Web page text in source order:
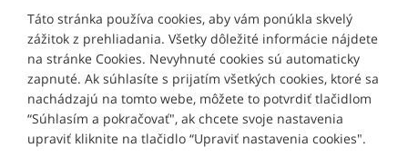
INFORMÁCIE
MÔJ ÚČET
Táto stránka používa cookies, aby vám ponúkla skvelý
zážitok z prehliadania. Všetky dôležité informácie nájdete
na stránke Cookies. Nevyhnuté cookies sú automaticky
zapnuté. Ak súhlasíte s prijatím všetkých cookies, ktoré sa
nachádzajú na tomto webe, môžete to potvrdiť tlačidlom
“Súhlasím a pokračovať", ak chcete svoje nastavenia
upraviť kliknite na tlačidlo “Upraviť nastavenia cookies".